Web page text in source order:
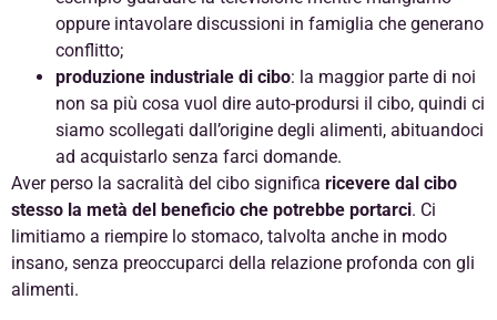
oppure intavolare discussioni in famiglia che generano
conflitto;
produzione industriale di cibo: la maggior parte di noi
non sa più cosa vuol dire auto-prodursi il cibo, quindi ci
siamo scollegati dall’origine degli alimenti, abituandoci
ad acquistarlo senza farci domande.
Aver perso la sacralità del cibo significa ricevere dal cibo
stesso la metà del beneficio che potrebbe portarci. Ci
limitiamo a riempire lo stomaco, talvolta anche in modo
insano, senza preoccuparci della relazione profonda con gli
alimenti.